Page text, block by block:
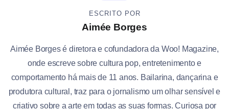
ESCRITO POR
Aimée Borges
Aimée Borges é diretora e cofundadora da Woo! Magazine,
onde escreve sobre cultura pop, entretenimento e
comportamento há mais de 11 anos. Bailarina, dançarina e
produtora cultural, traz para o jornalismo um olhar sensível e
criativo sobre a arte em todas as suas formas. Curiosa por